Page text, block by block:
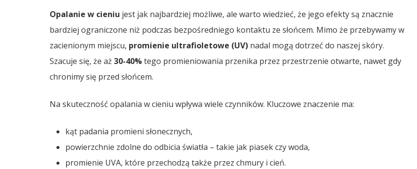
Opalanie w cieniu jest jak najbardziej możliwe, ale warto wiedzieć, że jego efekty są znacznie
bardziej ograniczone niż podczas bezpośredniego kontaktu ze słońcem. Mimo że przebywamy w
zacienionym miejscu, promienie ultrafioletowe (UV)nadal mogą dotrzeć do naszej skóry.
Szacuje się, że aż 30-40%tego promieniowania przenika przez przestrzenie otwarte, nawet gdy
chronimy się przed słońcem.
Na skuteczność opalania w cieniu wpływa wiele czynników. Kluczowe znaczenie ma:
kąt padania promieni słonecznych,
powierzchnie zdolne do odbicia światła – takie jak piasek czy woda,
promienie UVA, które przechodzą także przez chmury i cień.